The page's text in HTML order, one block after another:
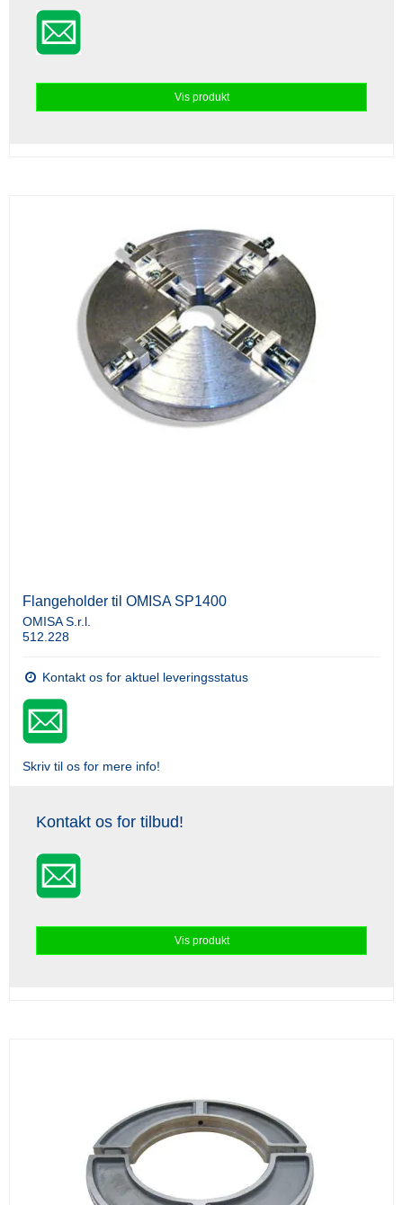
Vis produkt
Flangeholder til OMISA SP1400
OMISA S.r.l.
512.228
Kontakt os for aktuel leveringsstatus
Skriv til os for mere info!
Kontakt os for tilbud!
Vis produkt